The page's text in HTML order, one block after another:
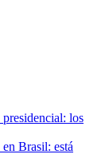
los
Brasil: está